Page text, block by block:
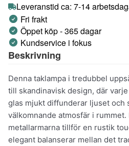
Leveranstid ca: 7-14
Fri frakt
Öppet köp - 365 dagar
Kundservice i fokus
Beskrivning
Denna taklampa i tredubbel
till skandinavisk design, där
glas mjukt diffunderar ljuset och
välkomnande atmosfär i rummet.
metallarmarna tillför en rustik
elegant balanserar mellan det